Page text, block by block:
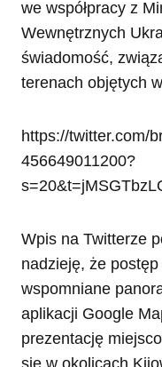
we współpracy z
Wewnętrznych
świadomość,
terenach objętych
https://twitter.com/
456649011200?
Wpis na Twitterze
nadzieję, że
wspomniane
aplikacji Google
prezentację